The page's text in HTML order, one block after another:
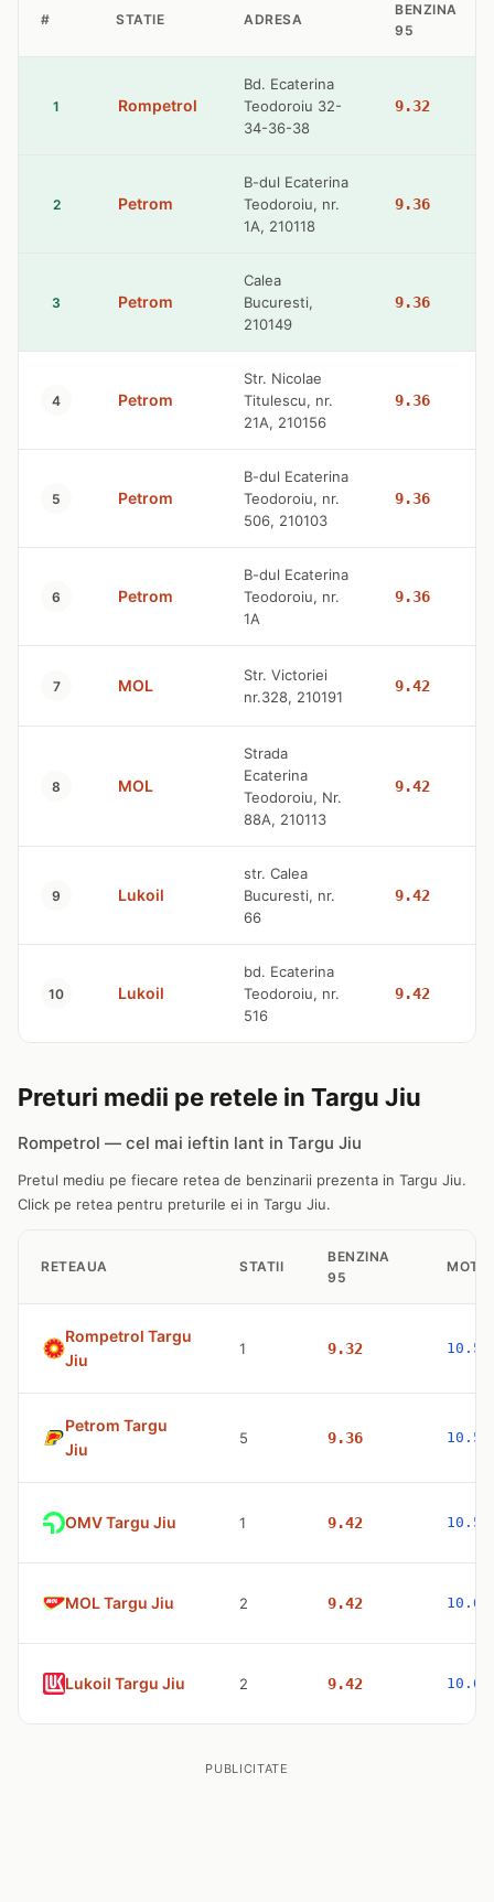
# STATIE ADRESA
BENZINA
95
1 Rompetrol
Bd. Ecaterina
Teodoroiu 32-
34-36-38
9.32
2 Petrom
B-dul Ecaterina
Teodoroiu, nr.
1A, 210118
9.36
3 Petrom
Calea
Bucuresti,
210149
9.36
4 Petrom
Str. Nicolae
Titulescu, nr.
21A, 210156
9.36
5 Petrom
B-dul Ecaterina
Teodoroiu, nr.
506, 210103
9.36
6 Petrom
B-dul Ecaterina
Teodoroiu, nr.
1A
9.36
7 MOL
Str. Victoriei
nr.328, 210191
9.42
8 MOL
Strada
Ecaterina
Teodoroiu, Nr.
88A, 210113
9.42
9 Lukoil
str. Calea
Bucuresti, nr.
66
9.42
10 Lukoil
bd. Ecaterina
Teodoroiu, nr.
516
9.42
Preturi medii pe retele in Targu Jiu
Rompetrol — cel mai ieftin lant in Targu Jiu
Pretul mediu pe fiecare retea de benzinarii prezenta in Targu Jiu.
Click pe retea pentru preturile ei in Targu Jiu.
RETEAUA STATII
BENZINA
95
Rompetrol Targu
Jiu
1 9.32 10.59
Petrom Targu
Jiu
5 9.36 10.51
OMV Targu Jiu 1 9.42 10.53
MOL Targu Jiu 2 9.42 10.63
Lukoil Targu Jiu 2 9.42 10.63
PUBLICITATE